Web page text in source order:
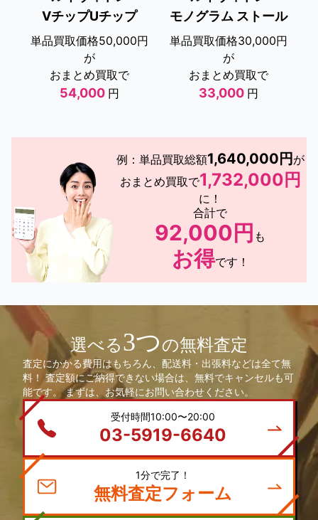
VチップUチップ
単品買取価格50,000円
が
おまとめ買取で
54,000 円
モノグラム ストール
単品買取価格30,000円
が
おまとめ買取で
33,000 円
例：単品買取総額1,640,000円 が
おまとめ買取で1,732,000円
に！
合計で
92,000円 も
お得です！
選べる3つの無料査定
査定にかかる費用はもちろん、配送料・出張料などは全て無
料！ 査定額にご納得できない場合は、無料でキャンセルも可
能です。 まずは、お気軽にお問い合わせください。
受付時間10:00〜20:00
03-5919-6640
1分で完了！
無料査定フォーム